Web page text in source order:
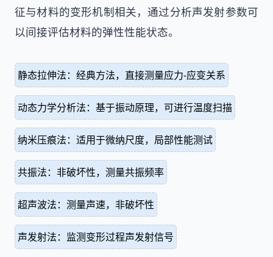
征与材料的变形机制相关，通过分析声发射参数可
以间接评估材料的弹性性能状态。
静态拉伸法：经典方法，直接测量应力-应变关系
动态力学分析法：基于振动原理，可进行温度扫描
纳米压痕法：适用于微纳尺度，局部性能测试
共振法：非破坏性，测量共振频率
超声波法：测量声速，非破坏性
声发射法：监测变形过程声发射信号